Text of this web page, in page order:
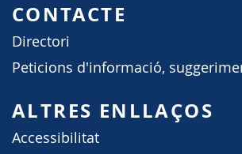
CONTACTE
Directori
Peticions d'informació,
ALTRES ENLLAÇOS
Accessibilitat